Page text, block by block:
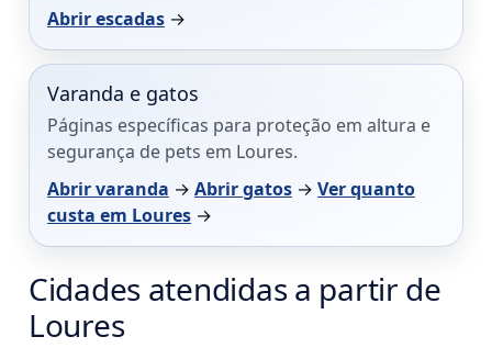
Abrir escadas →
Varanda e gatos
Páginas específicas para proteção em altura e
segurança de pets em Loures.
Abrir varanda → Abrir gatos → Ver quanto
custa em Loures →
Cidades atendidas a partir de
Loures